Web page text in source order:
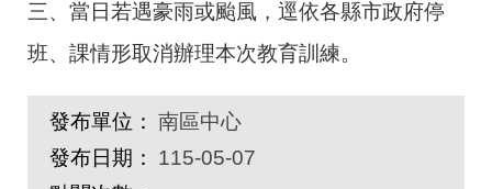
三、當日若遇豪雨或颱風，逕依各縣市政府停
班、課情形取消辦理本次教育訓練。
發布單位： 南區中心
發布日期：
115-05-07